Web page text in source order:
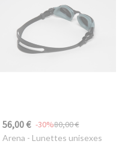
56,00 € 80,00 €
-30%
Arena - Lunettes unisexes